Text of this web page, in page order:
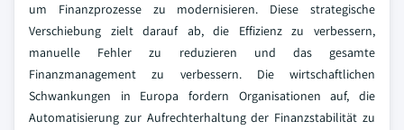
um Finanzprozesse zu modernisieren. Diese strategische
Verschiebung zielt darauf ab, die Effizienz zu verbessern,
manuelle Fehler zu reduzieren und das gesamte
Finanzmanagement zu verbessern. Die wirtschaftlichen
Schwankungen in Europa fordern Organisationen auf, die
Automatisierung zur Aufrechterhaltung der Finanzstabilität zu